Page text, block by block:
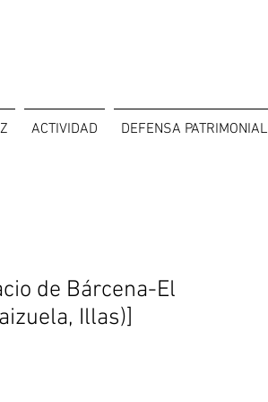
ACTIVIDAD DEFENSA PATRIMONIAL
de Bárcena-El
Illas)]